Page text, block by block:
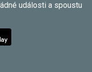
události a spoustu